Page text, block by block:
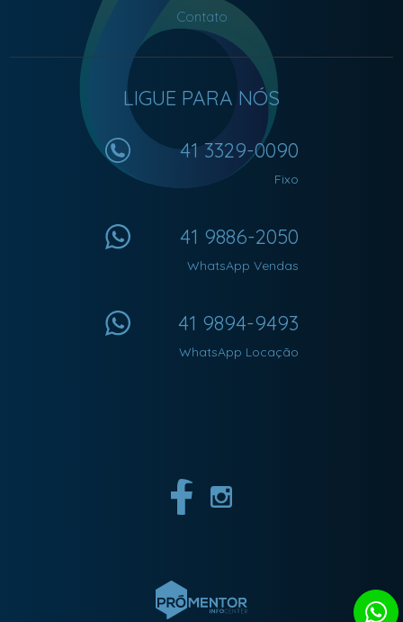
Contato
LIGUE PARA NÓS
41 3329-0090
Fixo
41 9886-2050
WhatsApp Vendas
41 9894-9493
WhatsApp Locação